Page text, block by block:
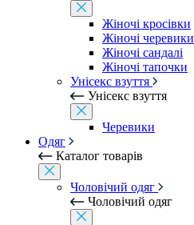
Жіночі кросівки
Жіночі черевики
Жіночі сандалі
Жіночі тапочки
Унісекс взуття
Унісекс взуття
Черевики
Одяг
Каталог товарів
Чоловічий одяг
Чоловічий одяг